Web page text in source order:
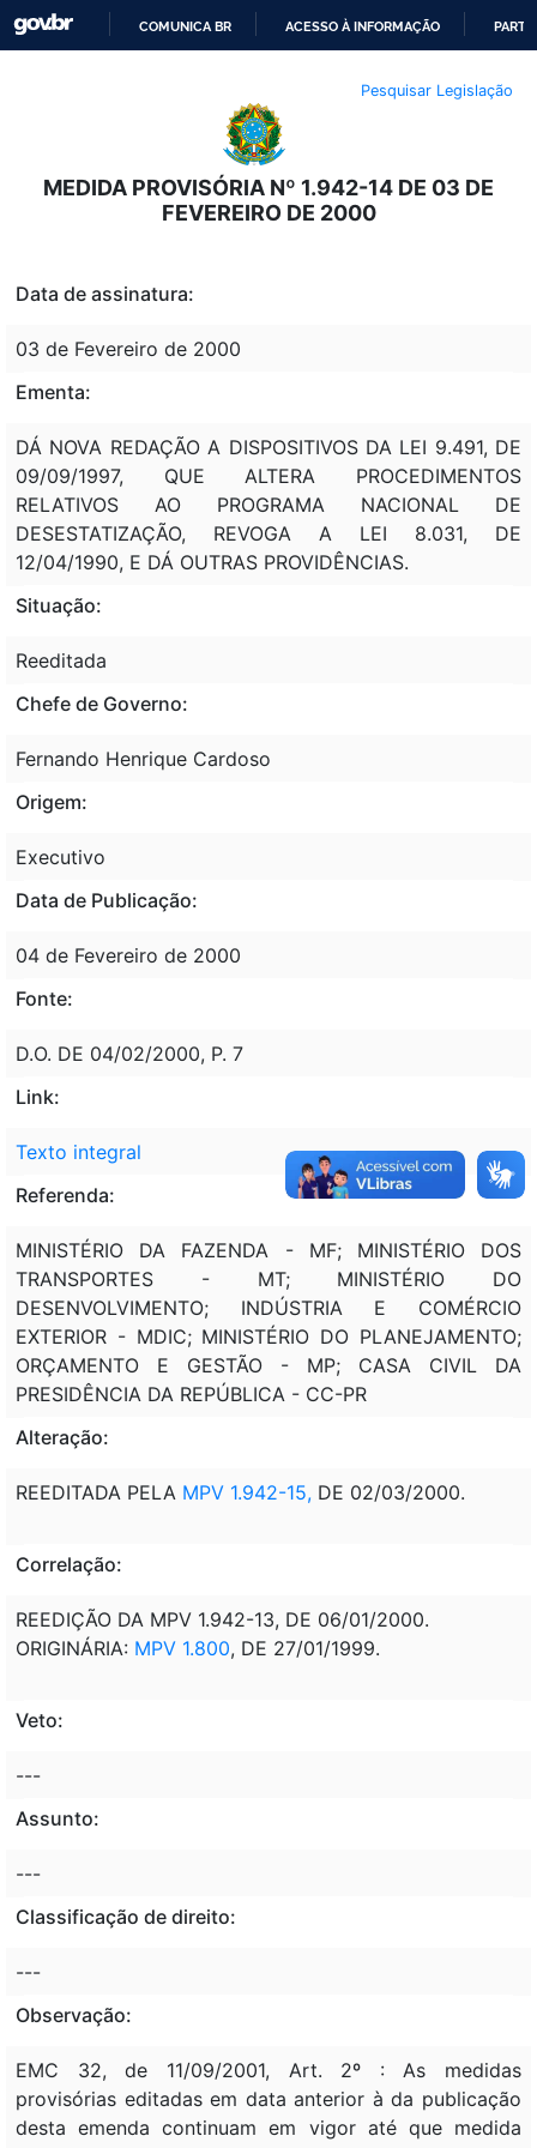
O
CONTEÚDO
COMUNICA BR ACESSO À INFORMAÇÃO
Pesquisar Legislação
MEDIDA PROVISÓRIA Nº 1.942-14 DE 03 DE
FEVEREIRO DE 2000
Data de assinatura:
03 de Fevereiro de 2000
Ementa:
DÁ NOVA REDAÇÃO A DISPOSITIVOS DA LEI 9.491, DE
09/09/1997, QUE ALTERA PROCEDIMENTOS
RELATIVOS AO PROGRAMA NACIONAL DE
DESESTATIZAÇÃO, REVOGA A LEI 8.031, DE
12/04/1990, E DÁ OUTRAS PROVIDÊNCIAS.
Situação:
Reeditada
Chefe de Governo:
Fernando Henrique Cardoso
Origem:
Executivo
Data de Publicação:
04 de Fevereiro de 2000
Fonte:
D.O. DE 04/02/2000, P. 7
Link:
Texto integral
Referenda:
MINISTÉRIO DA FAZENDA - MF; MINISTÉRIO DOS
TRANSPORTES - MT; MINISTÉRIO DO
DESENVOLVIMENTO; INDÚSTRIA E COMÉRCIO
EXTERIOR - MDIC; MINISTÉRIO DO PLANEJAMENTO;
ORÇAMENTO E GESTÃO - MP; CASA CIVIL DA
PRESIDÊNCIA DA REPÚBLICA - CC-PR
Alteração:
REEDITADA PELA MPV 1.942-15, DE 02/03/2000.
Correlação:
REEDIÇÃO DA MPV 1.942-13, DE 06/01/2000.
ORIGINÁRIA: MPV 1.800, DE 27/01/1999.
Veto:
---
Assunto:
---
Classificação de direito:
---
Observação:
EMC 32, de 11/09/2001, Art. 2º : As medidas
provisórias editadas em data anterior à da publicação
desta emenda continuam em vigor até que medida